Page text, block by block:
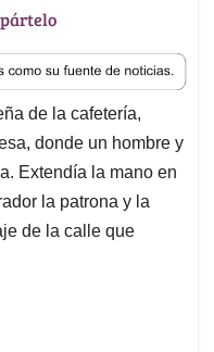
de la cafetería,
donde un hombre y
Extendía la mano en
la patrona y la
de la calle que